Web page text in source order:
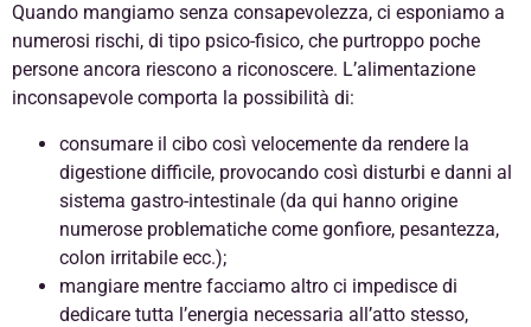
Quando mangiamo senza consapevolezza, ci esponiamo a
numerosi rischi, di tipo psico-fisico, che purtroppo poche
persone ancora riescono a riconoscere. L’alimentazione
inconsapevole comporta la possibilità di:
consumare il cibo così velocemente da rendere la
digestione difficile, provocando così disturbi e danni al
sistema gastro-intestinale (da qui hanno origine
numerose problematiche come gonfiore, pesantezza,
colon irritabile ecc.);
mangiare mentre facciamo altro ci impedisce di
dedicare tutta l’energia necessaria all’atto stesso,